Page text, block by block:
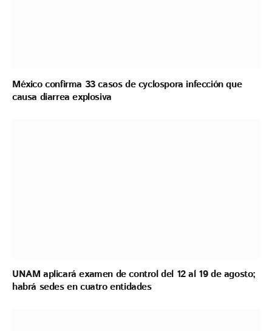
México confirma 33 casos de cyclospora infección que
causa diarrea explosiva
UNAM aplicará examen de control del 12 al 19 de agosto;
habrá sedes en cuatro entidades